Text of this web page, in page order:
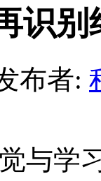
识别
布者:
与学